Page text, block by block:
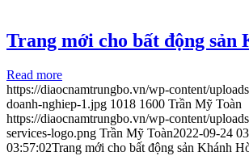
Trang mới cho bất động sản
Read more
https://diaocnamtrungbo.vn/wp-content/
doanh-nghiep-1.jpg 1018 1600 Trần Mỹ Toàn
https://diaocnamtrungbo.vn/wp-content/
services-logo.png Trần Mỹ Toàn2022-09-24
03:57:02Trang mới cho bất động sản Khánh